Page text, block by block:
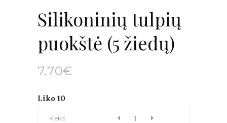
Silikoninių tulpių
puokštė (5 žiedų)
7.70€
Liko 10
Silikoninių
Kiekis